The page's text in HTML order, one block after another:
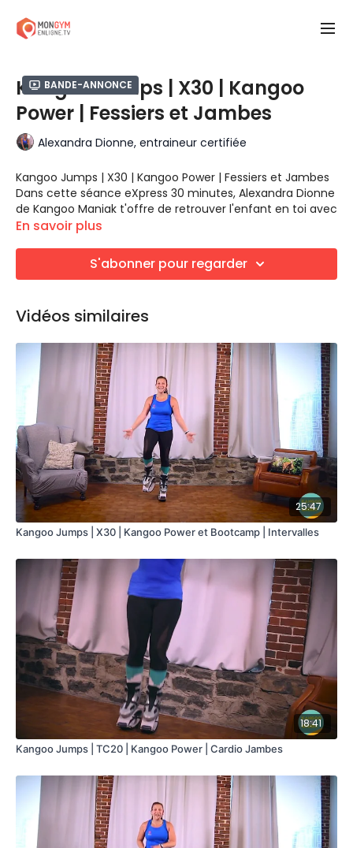
Bande-annonce
Kangoo Jumps | X30 | Kangoo
Power | Fessiers et Jambes
Alexandra Dionne, entraineur certifiée
Kangoo Jumps | X30 | Kangoo Power | Fessiers et Jambes
Dans cette séance eXpress 30 minutes, Alexandra Dionne
de Kangoo Maniak t'offre de retrouver l'enfant en toi avec
ces bottes trampolines.
mouvements dynamiques synchronisés sur musique.
Kangoo Power 2
Genoux rotation
Kangoo Power 3
Twist avec déplacement
Jumping Jack (simple double)
Squat
ÉQUIPEMENTS NÉCESSAIRES
Bottes Trampolines Kangoo Jumps
En savoir plus
S'abonner pour regarder
Vidéos similaires
25:47
Kangoo Jumps | X30 | Kangoo Power et Bootcamp | Intervalles
18:41
Kangoo Jumps | TC20 | Kangoo Power | Cardio Jambes